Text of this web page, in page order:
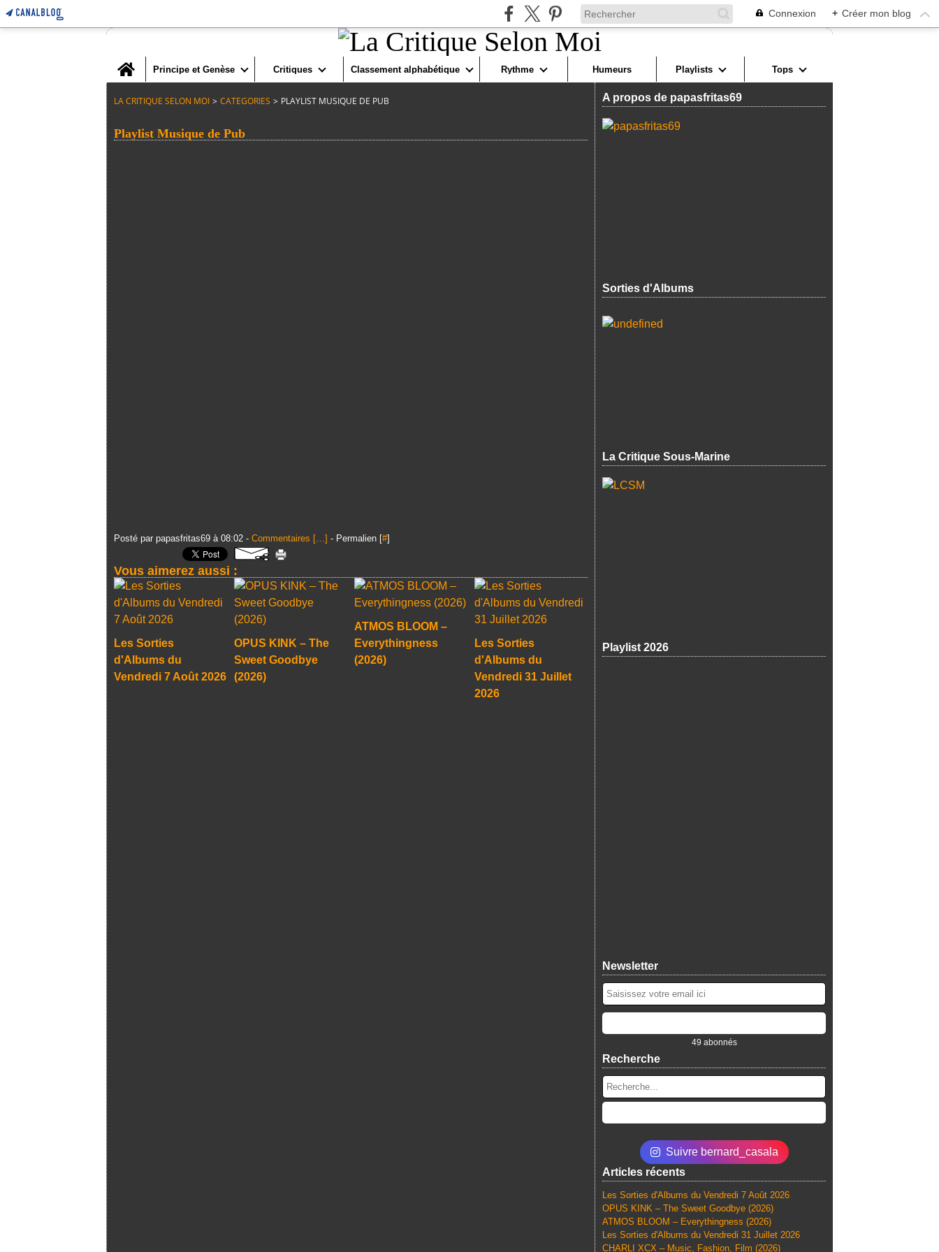
Connexion + Créer mon blog
Home
Principe et Genèse Critiques Classement alphabétique Rythme Humeurs Playlists Tops
LA CRITIQUE SELON MOI > CATEGORIES > PLAYLIST MUSIQUE DE PUB
Playlist Musique de Pub
Posté par papasfritas69 à 08:02 - Commentaires […] - Permalien [#]
Vous aimerez aussi :
Les Sorties
d'Albums du
Vendredi 7 Août 2026
OPUS KINK – The
Sweet Goodbye
(2026)
ATMOS BLOOM –
Everythingness
(2026)
Les Sorties
d'Albums du
Vendredi 31 Juillet
2026
A propos de papasfritas69
Sorties d'Albums
La Critique Sous-Marine
Playlist 2026
Newsletter
49 abonnés
Recherche
Suivre bernard_casala
Articles récents
Les Sorties d'Albums du Vendredi 7 Août 2026
OPUS KINK – The Sweet Goodbye (2026)
ATMOS BLOOM – Everythingness (2026)
Les Sorties d'Albums du Vendredi 31 Juillet 2026
CHARLI XCX – Music, Fashion, Film (2026)